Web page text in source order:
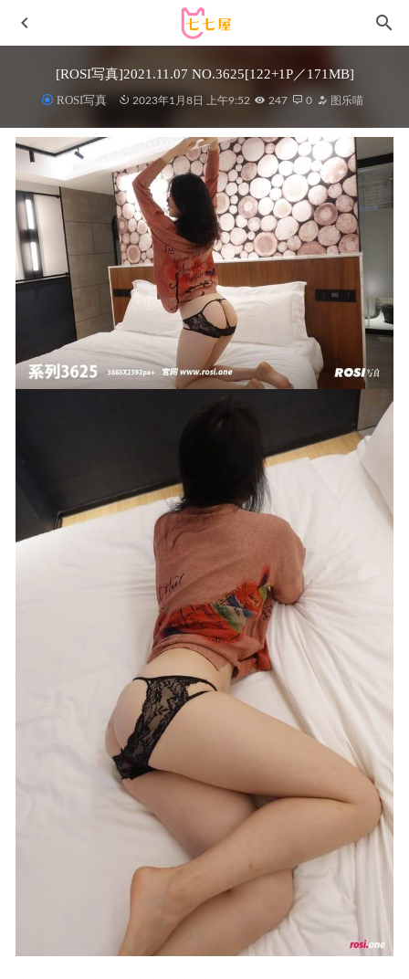
[ROSI写真]2021.11.07 NO.3625[122+1P／171MB]
ROSI写真 2023年1月8日 上午9:52 247 0 图乐喵
[Xiuren秀人网]2023.09.08 NO.7356 雪糕
CiCi[100+1P/1.00GB] 2024-02-15
[XiuRen秀人网] 2023.09.15 No.7396 小逗逗 运动服美腿
[77P/766MB]
2024-05-03
[XIAOYU语画界]2023.01.18 VOL.949 奶瓶.[90+1P／
634MB] 2023-08-11
[Ugirls尤果网]爱尤物 2022.08.28 No.2400 柚子[35P]
2023-
2022-11-24